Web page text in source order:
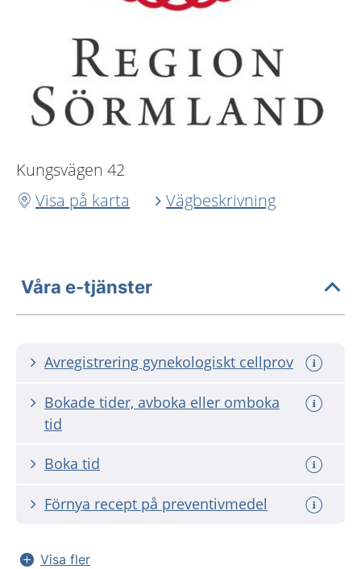
Kungsvägen 42
Visa på karta
Vägbeskrivning
Våra e-tjänster
Avregistrering gynekologiskt cellprov
Bokade tider, avboka eller omboka
tid
Boka tid
Förnya recept på preventivmedel
Visa fler